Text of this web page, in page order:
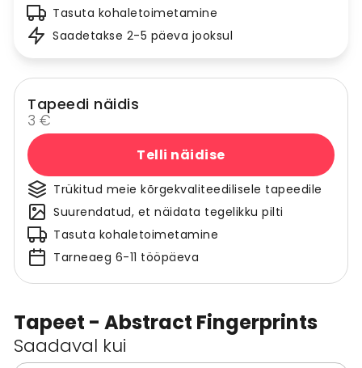
Tapeet - Abstract Fingerprints
Saadaval kui
Tasuta kohaletoimetamine
Saadetakse 2-5 päeva jooksul
Tapeedi näidis
3 €
Telli näidise
Trükitud meie kõrgekvaliteedilisele tapeedile
Suurendatud, et näidata tegelikku pilti
Tasuta kohaletoimetamine
Tarneaeg 6-11 tööpäeva